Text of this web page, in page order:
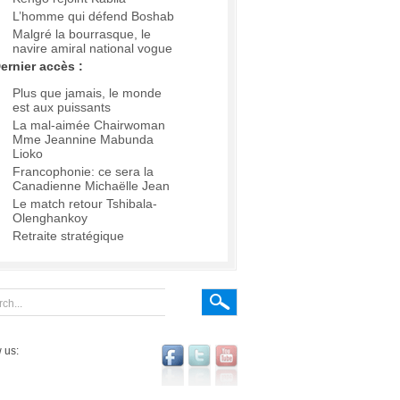
L’homme qui défend Boshab
Malgré la bourrasque, le
navire amiral national vogue
accès :
Plus que jamais, le monde
est aux puissants
La mal-aimée Chairwoman
Mme Jeannine Mabunda
Lioko
Francophonie: ce sera la
Canadienne Michaëlle Jean
Le match retour Tshibala-
Olenghankoy
Retraite stratégique
us: